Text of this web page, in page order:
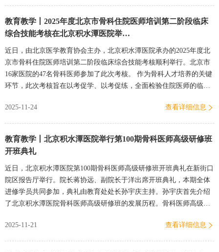
教育教学丨2025年度北京市骨科住院医师培训第二阶段临床
综合技能考核在北京积水潭医院举…
近日，由北京医学教育协会主办，北京积水潭医院承办的2025年度北
京市骨科住院医师培训第二阶段临床综合技能考核顺利举行。北京市
16家医院的47名骨科医师参加了此次考核。 作为骨科人才培养的关键
环节，此次考核旨在以考促学、以考促练，全面检验住院医师的临床
2025-11-24
查看详细信息
教育教学丨北京积水潭医院举行第100期骨科医师高级研修班
开班典礼
近日，北京积水潭医院第100期骨科医师高级研修班开班典礼在新街口
院区报告厅举行。院长蒋协远、副院长于洋出席开班典礼，本期全体
进修学员共同参加，典礼由教育处处长孙宇庆主持。孙宇庆首先介绍
了北京积水潭医院骨科医师高级研修班的发展历程。骨科医师高级研
2025-11-21
查看详细信息